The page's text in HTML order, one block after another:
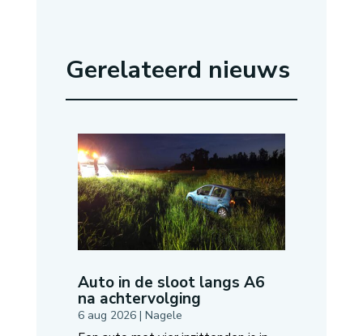
Gerelateerd nieuws
Auto in de sloot langs A6
na achtervolging
6 aug 2026| Nagele